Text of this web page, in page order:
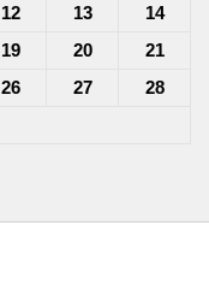
12 13
14
19 20
21
26 27
28